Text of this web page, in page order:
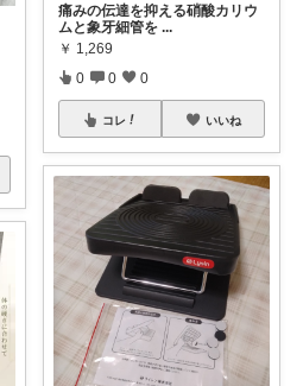
痛みの伝達を抑える硝酸カリウ
ムと象牙細管を ...
￥ 1,269
0 0 0
コレ いいね